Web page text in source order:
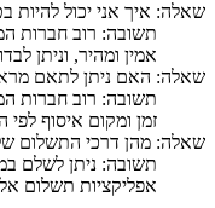
שאלה: איך אני יכול להיות
תשובה: רוב חברות
אמין ומהיר, וניתן
שאלה: האם ניתן לתאם
תשובה: רוב חברות
זמן ומקום איסוף לפי
שאלה: מהן דרכי התשלום
תשובה: ניתן לשלם
אפליקציות תשלום